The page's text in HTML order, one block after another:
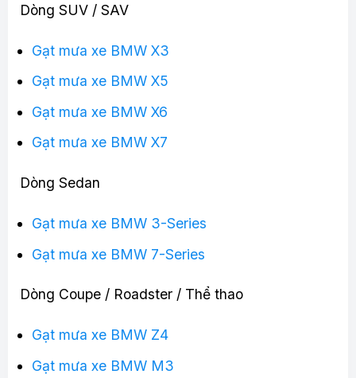
Dòng SUV / SAV
Gạt mưa xe BMW X3
Gạt mưa xe BMW X5
Gạt mưa xe BMW X6
Gạt mưa xe BMW X7
Dòng Sedan
Gạt mưa xe BMW 3-Series
Gạt mưa xe BMW 7-Series
Dòng Coupe / Roadster / Thể thao
Gạt mưa xe BMW Z4
Gạt mưa xe BMW M3